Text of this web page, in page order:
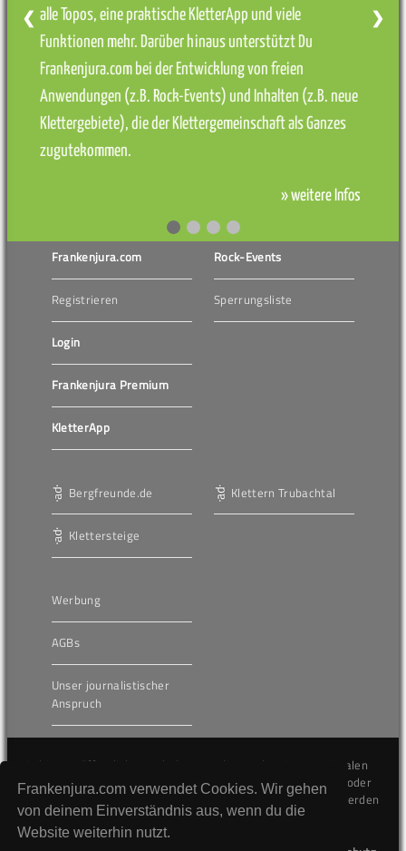
Frankenjura.com verwendet Cookies. Wir gehen
von deinem Einverständnis aus, wenn du die
Website weiterhin nutzt.
alle Topos, eine praktische KletterApp und viele
Funktionen mehr. Darüber hinaus unterstützt Du
Frankenjura.com bei der Entwicklung von freien
Anwendungen (z.B. Rock-Events) und Inhalten (z.B. neue
Klettergebiete), die der Klettergemeinschaft als Ganzes
zugutekommen.
» weitere Infos
❮ ❯
Frankenjura.com
Registrieren
Login
Frankenjura Premium
KletterApp
Rock-Events
Sperrungsliste
Bergfreunde.de
Klettersteige
Klettern Trubachtal
Werbung
AGBs
Unser journalistischer
Anspruch
Die hier veröffentlichten Inhalte unterliegen dem internationalen
Urheberrecht (Copyright) und dürfen nicht kopiert, verändert oder
unverändert wiederveröffentlicht werden. Gegen Verstöße werden
wir auf juristischem Wege vorgehen.